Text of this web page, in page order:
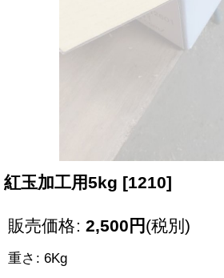
紅玉加工用5kg [1210]
販売価格: 2,500 円 (税別)
重さ : 6Kg